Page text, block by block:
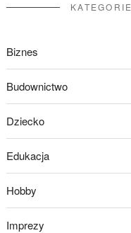
KATEGORIE
Biznes
Budownictwo
Dziecko
Edukacja
Hobby
Imprezy